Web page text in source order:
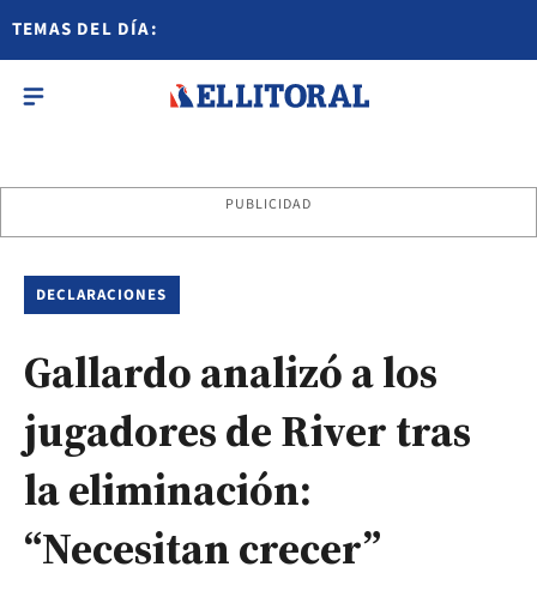
TEMAS DEL DÍA:
PUBLICIDAD
DECLARACIONES
Gallardo analizó a los
jugadores de River tras
la eliminación:
“Necesitan crecer”